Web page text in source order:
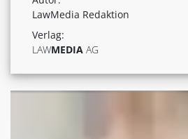
LawMedia Redaktion
Verlag:
LAWMEDIA AG